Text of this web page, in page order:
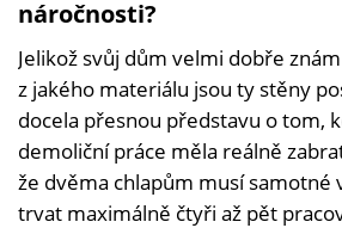
náročnosti?
Jelikož svůj dům velmi dobře
z jakého materiálu jsou ty stěny
docela přesnou představu o tom,
demoliční práce měla reálně
že dvěma chlapům musí samotné
trvat maximálně čtyři až pět